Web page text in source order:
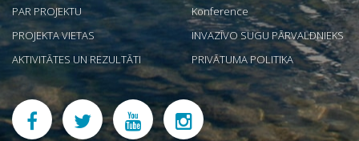
PAR PROJEKTU
PROJEKTA VIETAS
AKTIVITĀTES UN REZULTĀTI
Konference
INVAZĪVO SUGU PĀRVALDNIEKS
PRIVĀTUMA POLITIKA